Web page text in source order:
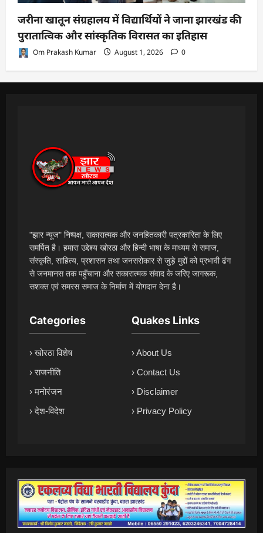
जरीना खातून संग्रहालय में विद्यार्थियों ने जाना झारखंड की
पुरातात्विक और सांस्कृतिक विरासत का इतिहास
Om Prakash Kumar August 1, 2026 0
"झार न्यूज" निष्पक्ष, सकारात्मक और जनहितकारी पत्रकारिता के लिए
समर्पित है। हमारा उद्देश्य खोरठा और हिन्दी भाषा के माध्यम से समाज,
संस्कृति, साहित्य, प्रशासन तथा जनसरोकार से जुड़े मुद्दों को प्रभावी ढंग
से जनमानस तक पहुँचाना और सकारात्मक संवाद के जरिए जागरूक,
सशक्त एवं समरस समाज के निर्माण में योगदान देना है।
Categories
› खोरठा विशेष
› राजनीति
› मनोरंजन
› देश-विदेश
Quakes Links
› About Us
› Contact Us
› Disclaimer
› Privacy Policy